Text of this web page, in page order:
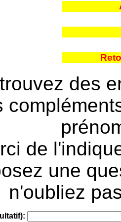
des
de
une
n'oubliez